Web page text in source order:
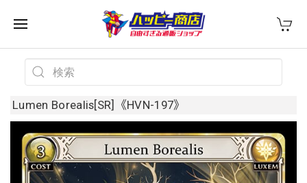
Lumen Borealis[SR]《HVN-197》